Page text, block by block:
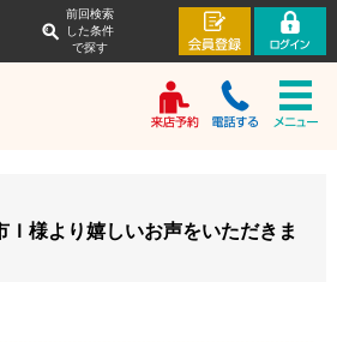
前回検索
した条件
で探す
Ｉ様より嬉しいお声をいただきま